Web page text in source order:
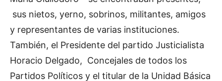
sus nietos, yerno, sobrinos, militantes, amigos
y representantes de varias instituciones.
También, el Presidente del partido Justicialista
Horacio Delgado, Concejales de todos los
Partidos Políticos y el titular de la Unidad Básica